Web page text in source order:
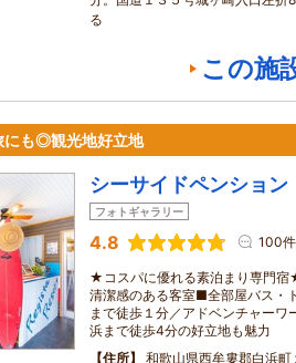
る
この施
にも◎観光地好立地
シーサイドペンション
フォトギャラリー
4.8 100件
★コスパに優れる素泊まり専門
清潔感のある客室■全部屋バス・
まで徒歩１分／アドベンチャーワ
浜まで徒歩4分の好立地も魅力
住所
和歌山県西牟婁郡白浜